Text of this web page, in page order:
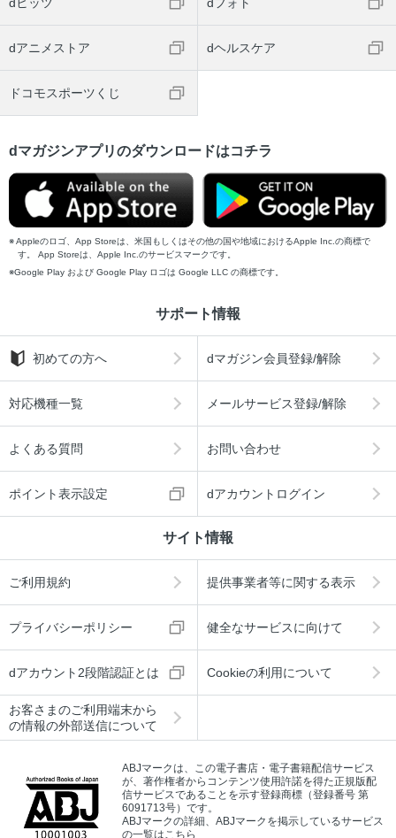
dアニメストア dヘルスケア
ドコモスポーツくじ
dマガジンアプリのダウンロードはコチラ
Appleのロゴ、App Storeは、米国もしくはその他の国や地域におけるApple Inc.の商標で
す。 App Storeは、Apple Inc.のサービスマークです。
Google Play および Google Play ロゴは Google LLC の商標です。
サポート情報
初めての方へ dマガジン会員登録/解除
対応機種一覧 メールサービス登録/解除
よくある質問 お問い合わせ
ポイント表示設定 dアカウントログイン
サイト情報
ご利用規約 提供事業者等に関する表示
プライバシーポリシー 健全なサービスに向けて
dアカウント2段階認証とは Cookieの利用について
お客さまのご利用端末から
の情報の外部送信について
ABJマークは、この電子書店・電子書籍配信サービス
が、著作権者からコンテンツ使用許諾を得た正規版配
信サービスであることを示す登録商標（登録番号 第
6091713号）です。
ABJマークの詳細、ABJマークを掲示しているサービス
の一覧はこちら